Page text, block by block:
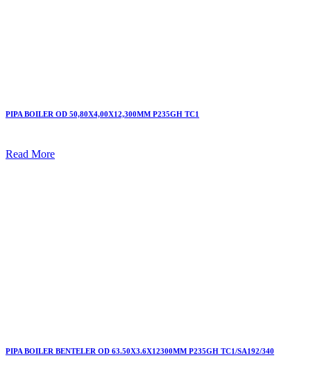
PIPA BOILER OD 50,80X4,00X12,300MM P235GH TC1
Read More
PIPA BOILER BENTELER OD 63.50X3.6X12300MM P235GH TC1/SA192/340